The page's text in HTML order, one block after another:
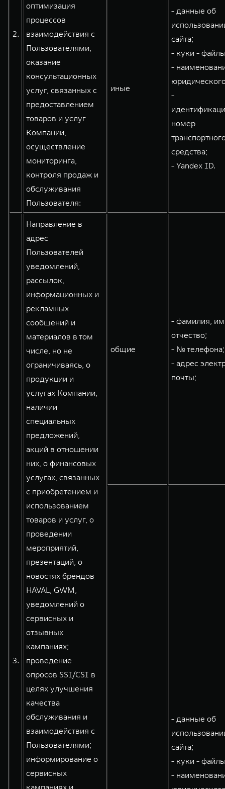
2.
оптимизация
процессов
взаимодействия с
Пользователями,
оказание
консультационных
услуг, связанных с
предоставлением
товаров и услуг
Компании,
осуществление
мониторинга,
контроля продаж и
обслуживания
Пользователя:
иные
- данные об
сайта;
- куки -
-
-
номер
средства;
- Yandex ID.
3.
Направление в
адрес
Пользователей
уведомлений,
рассылок,
информационных и
рекламных
сообщений и
материалов в том
числе, но не
ограничиваясь, о
продукции и
услугах Компании,
наличии
специальных
предложений,
акций в отношении
них, о финансовых
услугах, связанных
с приобретением и
использованием
товаров и услуг, о
проведении
мероприятий,
презентаций, о
новостях брендов
HAVAL, GWM,
уведомлений о
сервисных и
отзывных
кампаниях;
проведение
опросов SSI/CSI в
целях улучшения
качества
обслуживания и
взаимодействия с
Пользователями;
информирование о
сервисных
кампаниях и
общие
- фамилия,
отчество;
- № телефона;
- адрес
почты;
- данные об
сайта;
- куки -
-